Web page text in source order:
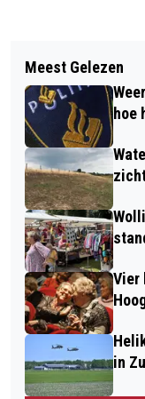
VOGELS
DWINGELOO
GESLAAGDE
WOLDERWIJS
Meest Gelezen
hoe
Vier
in